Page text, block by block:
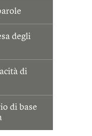
degli
di
di base